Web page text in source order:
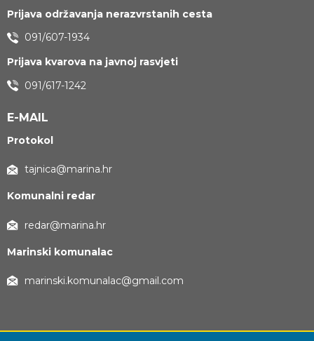
Prijava održavanja nerazvrstanih cesta
091/607-1934
Prijava kvarova na javnoj rasvjeti
091/617-1242
E-MAIL
Protokol
tajnica@marina.hr
Komunalni redar
redar@marina.hr
Marinski komunalac
marinski.komunalac@gmail.com